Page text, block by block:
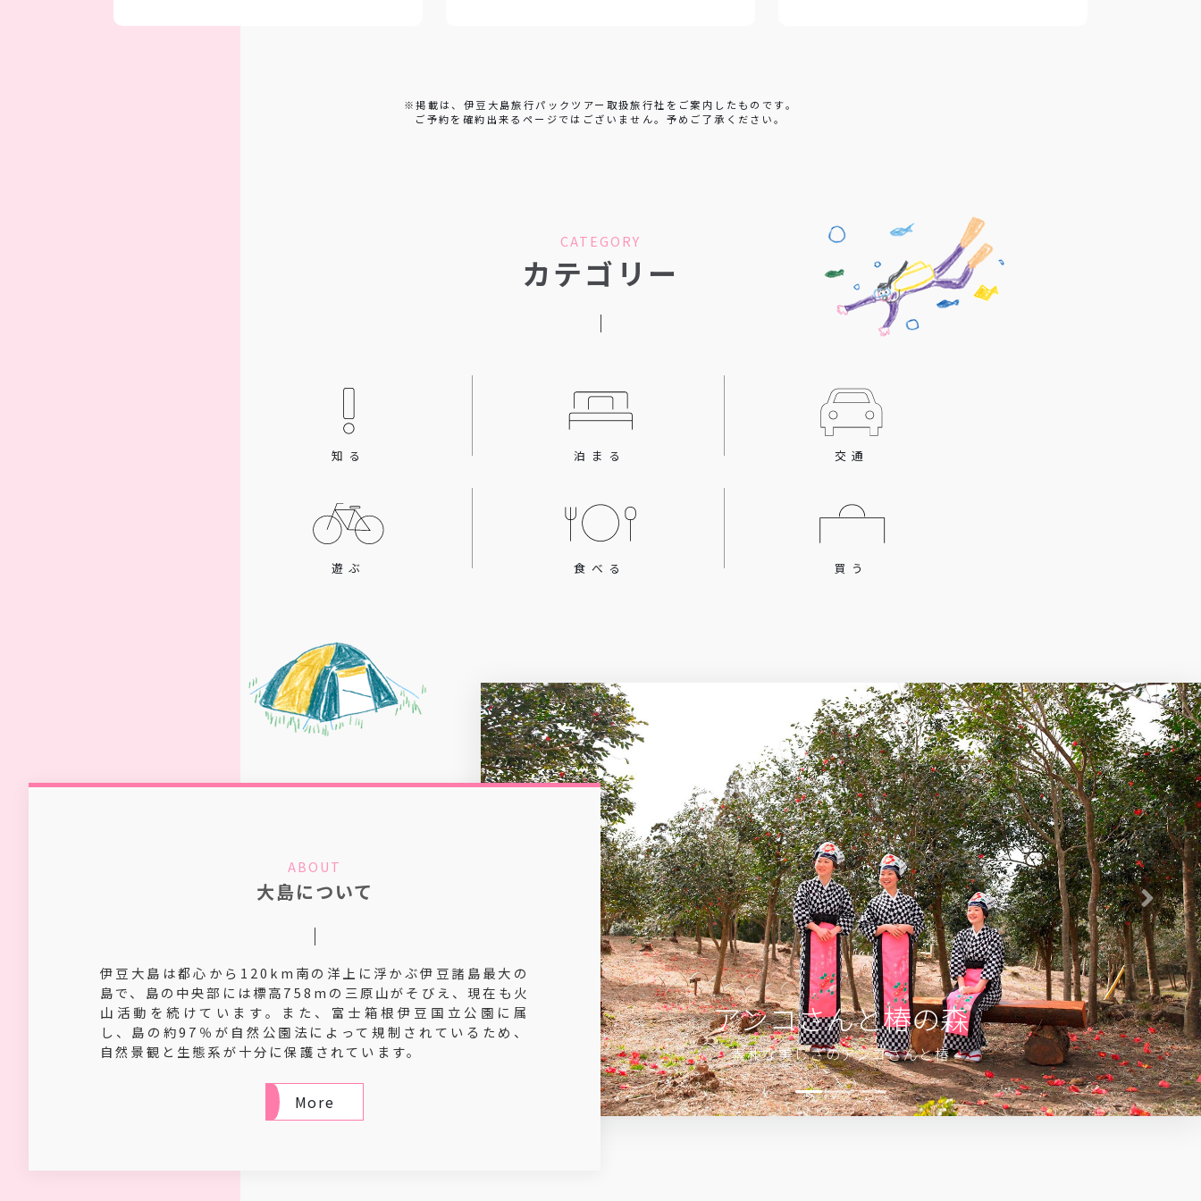
※掲載は、伊豆大島旅行パックツアー取扱旅行社をご案内したものです。
ご予約を確約出来るページではございません。予めご了承ください。
CATEGORY
カテゴリー
知る 泊まる 交通
遊ぶ 食べる 買う
筆島
「神の宿る場所」として崇められた
Next
ABOUT
大島について
伊豆大島は都心から120km南の洋上に浮かぶ伊豆諸島最大の
島で、島の中央部には標高758mの三原山がそびえ、現在も火
山活動を続けています。また、富士箱根伊豆国立公園に属
し、島の約97％が自然公園法によって規制されているため、
自然景観と生態系が十分に保護されています。
More